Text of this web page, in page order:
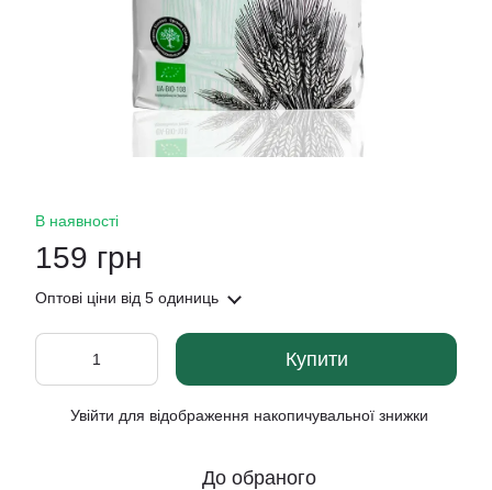
В наявності
159 грн
Оптові ціни від 5 одиниць
Купити
Увійти для відображення накопичувальної знижки
До обраного